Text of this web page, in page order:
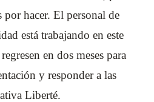
hacer. El personal de
está trabajando en este
en dos meses para
y responder a las
Liberté.